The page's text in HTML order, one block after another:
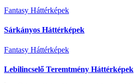
Fantasy Háttérképek
Sárkányos Háttérképek
Fantasy Háttérképek
Lebilincselő Teremtmény Háttérképek